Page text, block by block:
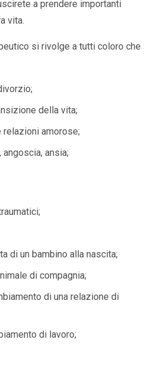
a prendere importanti
vita.
si rivolge a tutti coloro che
della vita;
relazioni amorose;
ansia;
di un bambino alla nascita;
di compagnia;
di una relazione di
di lavoro;